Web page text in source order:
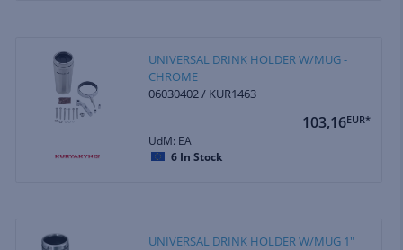
UNIVERSAL DRINK HOLDER W/MUG -
CHROME
06030402 / KUR1463
103,16EUR*
UdM: EA
6 In Stock
UNIVERSAL DRINK HOLDER W/MUG 1"